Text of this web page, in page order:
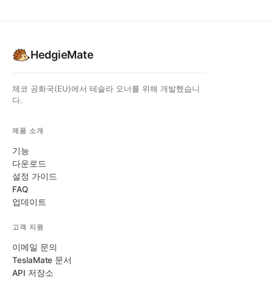
HedgieMate
체코 공화국(EU)에서 테슬라 오너를 위해 개발했습니
다.
제품 소개
기능
다운로드
설정 가이드
FAQ
업데이트
고객 지원
이메일 문의
TeslaMate 문서
API 저장소